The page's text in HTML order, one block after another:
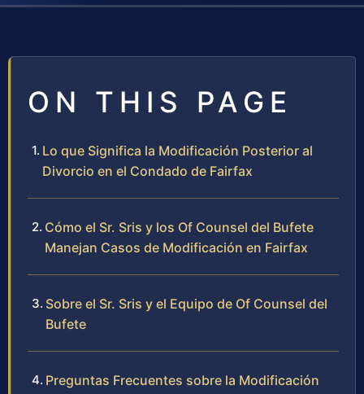
ON THIS PAGE
Lo que Significa la Modificación Posterior al
Divorcio en el Condado de Fairfax
Cómo el Sr. Sris y los Of Counsel del Bufete
Manejan Casos de Modificación en Fairfax
Sobre el Sr. Sris y el Equipo de Of Counsel del
Bufete
Preguntas Frecuentes sobre la Modificación